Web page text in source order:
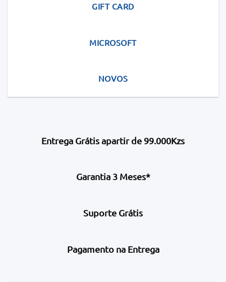
GIFT CARD
MICROSOFT
NOVOS
Entrega Grátis apartir de 99.000Kzs
Garantia 3 Meses*
Suporte Grátis
Pagamento na Entrega